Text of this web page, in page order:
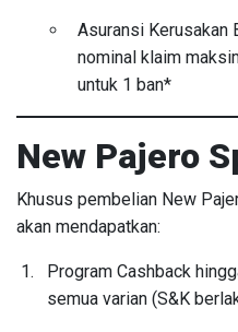
Asuransi Kerusakan
nominal klaim
untuk 1 ban*
New Pajero
Khusus pembelian New
akan mendapatkan:
Program Cashback
semua varian (S&K